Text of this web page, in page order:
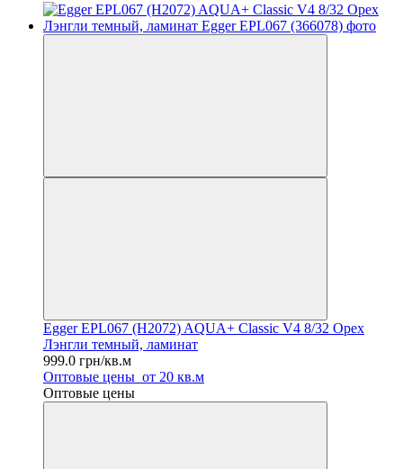
Egger EPL067 (H2072) AQUA+ Classic V4 8/32 Орех
Лэнгли темный, ламинат
999.0 грн/кв.м
Оптовые цены от 20 кв.м
Оптовые цены